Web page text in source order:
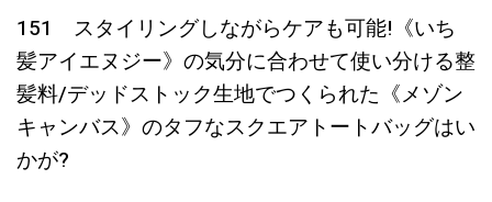
151 スタイリングしながらケアも可能!《いち
髪アイエヌジー》の気分に合わせて使い分ける整
髪料/デッドストック生地でつくられた《メゾン
キャンバス》のタフなスクエアトートバッグはい
かが?